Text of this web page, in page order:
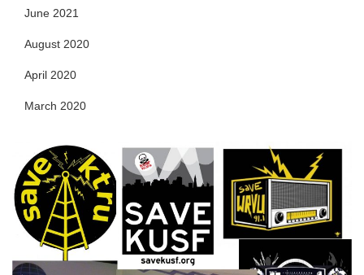
June 2021
August 2020
April 2020
March 2020